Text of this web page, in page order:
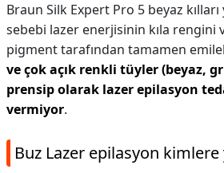
Braun Silk Expert Pro 5 beyaz
sebebi lazer enerjisinin kıla rengini
pigment tarafından tamamen
ve çok açık renkli tüyler (beyaz,
prensip olarak lazer epilasyon
vermiyor.
Buz Lazer epilasyon kimlere